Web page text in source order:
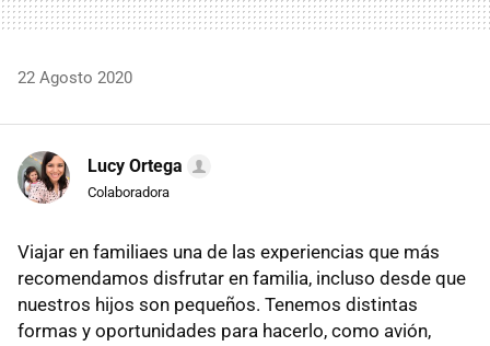
22 Agosto 2020
Lucy Ortega
Colaboradora
Viajar en familiaes una de las experiencias que más
recomendamos disfrutar en familia, incluso desde que
nuestros hijos son pequeños. Tenemos distintas
formas y oportunidades para hacerlo, como avión,